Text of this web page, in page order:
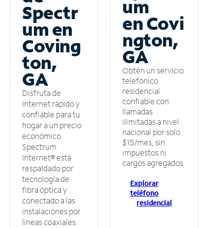
Spectr
um en
Coving
ton,
GA
Disfruta de
Internet rápido y
confiable para tu
hogar a un precio
económico.
Spectrum
Internet® está
respaldado por
tecnología de
fibra óptica y
conectado a las
instalaciones por
líneas coaxiales.
um
en Covi
ngton,
GA
Obtén un servicio
telefónico
residencial
confiable con
llamadas
ilimitadas a nivel
nacional por solo
$15/mes, sin
impuestos ni
cargos agregados.
Explorar
teléfono
residencial